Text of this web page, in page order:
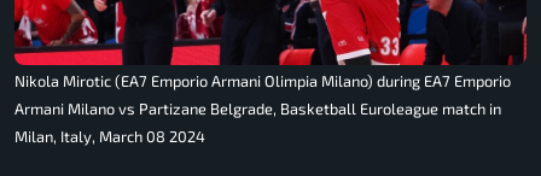
Nikola Mirotic (EA7 Emporio Armani Olimpia Milano) during EA7 Emporio
Armani Milano vs Partizane Belgrade, Basketball Euroleague match in
Milan, Italy, March 08 2024